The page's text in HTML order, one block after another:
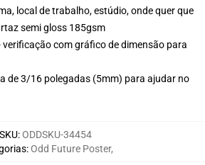
local de trabalho, estúdio, onde quer que
semi gloss 185gsm
verificação com gráfico de dimensão para
de 3/16 polegadas (5mm) para ajudar no
SKU:ODDSKU-34454
:Odd Future Poster,